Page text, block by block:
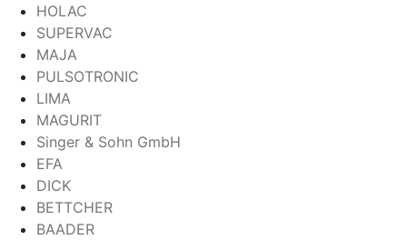
HOLAC
SUPERVAC
MAJA
PULSOTRONIC
LIMA
MAGURIT
Singer & Sohn GmbH
EFA
DICK
BETTCHER
BAADER